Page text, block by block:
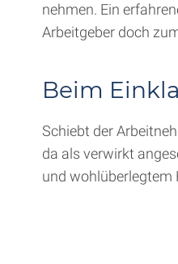
nehmen. Ein
Arbeitgeber doch
Beim
Schiebt der
da als verwirkt
und wohlüberlegtem